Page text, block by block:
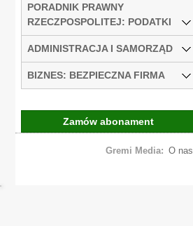
PORADNIK PRAWNY
RZECZPOSPOLITEJ: PODATKI
ADMINISTRACJA I SAMORZĄD
BIZNES: BEZPIECZNA FIRMA
Zamów abonament
Gremi Media: O nas